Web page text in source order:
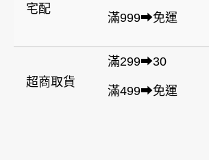
宅配
滿999➡免運
超商取貨
滿299➡30
滿499➡免運